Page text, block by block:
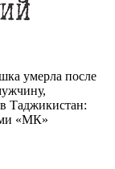
умерла после
Таджикистан:
«МК»